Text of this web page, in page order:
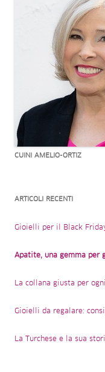
CUINI AMELIO-ORTIZ
ARTICOLI RECENTI
Gioielli per il Black
Apatite, una gemma
La collana giusta per
Gioielli da regalare:
La Turchese e la sua